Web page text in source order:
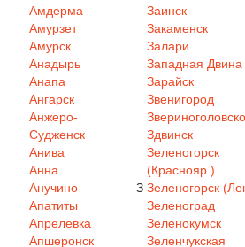
Амдерма
Амурзет
Амурск
Анадырь
Анапа
Ангарск
Анжеро-
Судженск
Анива
Анна
Анучино
Апатиты
Апрелевка
Апшеронск
З
Заинск
Закаменск
Залари
Западная Двина
Зарайск
Звенигород
Здвинск
Зеленогорск
(Краснояр.)
Зеленогорск
Зеленоград
Зеленокумск
Зеленчукская